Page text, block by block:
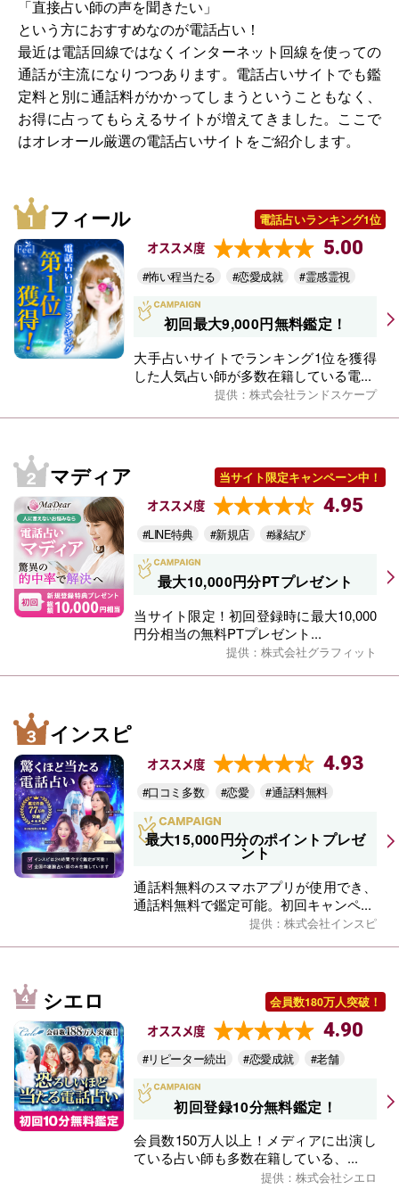
「直接占い師の声を聞きたい」
という方におすすめなのが電話占い！
最近は電話回線ではなくインターネット回線を使っての
通話が主流になりつつあります。電話占いサイトでも鑑
定料と別に通話料がかかってしまうということもなく、
お得に占ってもらえるサイトが増えてきました。ここで
はオレオール厳選の電話占いサイトをご紹介します。
フィール 電話占いランキング1位
オススメ度 5.00
#怖い程当たる #恋愛成就 #霊感霊視
初回最大9,000円無料鑑定！
大手占いサイトでランキング1位を獲得
した人気占い師が多数在籍している電...
提供：株式会社ランドスケープ
マディア 当サイト限定キャンペーン中！
オススメ度 4.95
#LINE特典 #新規店 #縁結び
最大10,000円分PTプレゼント
当サイト限定！初回登録時に最大10,000
円分相当の無料PTプレゼント...
提供：株式会社グラフィット
インスピ
オススメ度 4.93
#口コミ多数 #恋愛 #通話料無料
最大15,000円分のポイントプレゼ
ント
通話料無料のスマホアプリが使用でき、
通話料無料で鑑定可能。初回キャンペ...
提供：株式会社インスピ
シエロ 会員数180万人突破！
オススメ度 4.90
#リピーター続出 #恋愛成就 #老舗
初回登録10分無料鑑定！
会員数150万人以上！メディアに出演し
ている占い師も多数在籍している、...
提供：株式会社シエロ